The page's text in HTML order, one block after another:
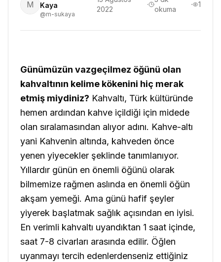
M
Kaya
@m-sukaya
2022
·
okuma
· 1
Günümüzün vazgeçilmez öğünü olan
kahvaltının kelime kökenini hiç merak
etmiş miydiniz? Kahvaltı, Türk kültüründe
hemen ardından kahve içildiği için midede
olan sıralamasından alıyor adını. Kahve-altı
yani Kahvenin altında, kahveden önce
yenen yiyecekler şeklinde tanımlanıyor.
Yıllardır günün en önemli öğünü olarak
bilmemize rağmen aslında en önemli öğün
akşam yemeği. Ama günü hafif şeyler
yiyerek başlatmak sağlık açısından en iyisi.
En verimli kahvaltı uyandıktan 1 saat içinde,
saat 7-8 civarları arasında edilir. Öğlen
uyanmayı tercih edenlerdenseniz ettiğiniz